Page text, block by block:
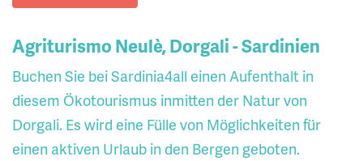
Agriturismo Neulè, Dorgali - Sardinien
Buchen Sie bei Sardinia4all einen Aufenthalt in
diesem Ökotourismus inmitten der Natur von
Dorgali. Es wird eine Fülle von Möglichkeiten für
einen aktiven Urlaub in den Bergen geboten.